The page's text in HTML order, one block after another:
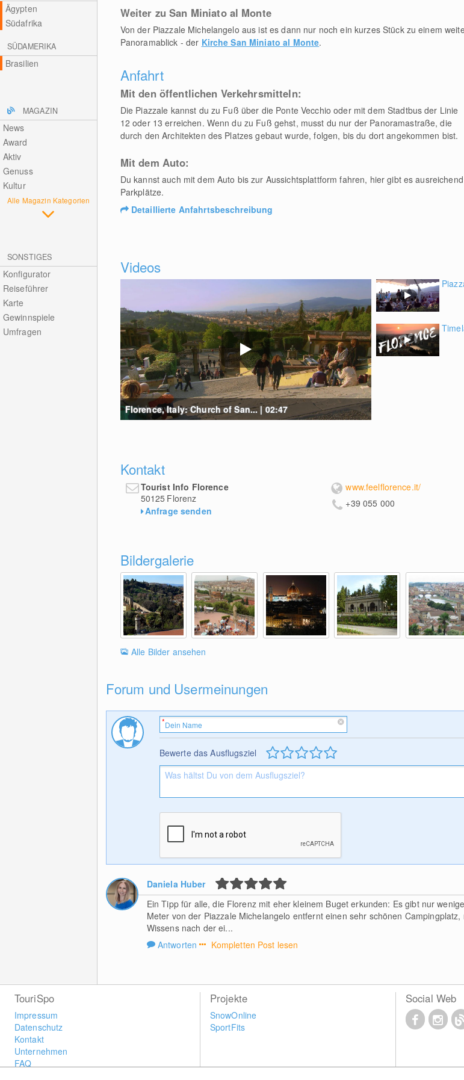
Ägypten
Südafrika
SÜDAMERIKA
Brasilien
MAGAZIN
News
Award
Aktiv
Genuss
Kultur
Alle Magazin Kategorien
SONSTIGES
Konfigurator
Reiseführer
Karte
Gewinnspiele
Umfragen
Weiter zu San Miniato al Monte
Von der Piazzale Michelangelo aus ist es dann nur noch ein kurzes Stück zu einem
Panoramablick - der Kirche San Miniato al Monte.
Anfahrt
Mit den öffentlichen Verkehrsmitteln:
Die Piazzale kannst du zu Fuß über die Ponte Vecchio oder mit dem Stadtbus der Linie
12 oder 13 erreichen. Wenn du zu Fuß gehst, musst du nur der Panoramastraße, die
durch den Architekten des Platzes gebaut wurde, folgen, bis du dort angekommen bist.
Mit dem Auto:
Du kannst auch mit dem Auto bis zur Aussichtsplattform fahren, hier gibt es ausreichend
Parkplätze.
Detaillierte Anfahrtsbeschreibung
Videos
Florence, Italy: Church of San... | 02:47
Kontakt
Tourist Info Florence
50125 Florenz
Anfrage senden
www.feelflorence.it/
+39 055 000
Bildergalerie
Alle Bilder ansehen
Forum und Usermeinungen
Bewerte das Ausflugsziel
Daniela Huber
Ein Tipp für alle, die Florenz mit eher kleinem Buget erkunden: Es gibt nur
Meter von der Piazzale Michelangelo entfernt einen sehr schönen Campingplatz,
Wissens nach der ei...
Antworten
Kompletten Post lesen
TouriSpo
Impressum
Datenschutz
Kontakt
Unternehmen
FAQ
Projekte
SnowOnline
SportFits
Social Web